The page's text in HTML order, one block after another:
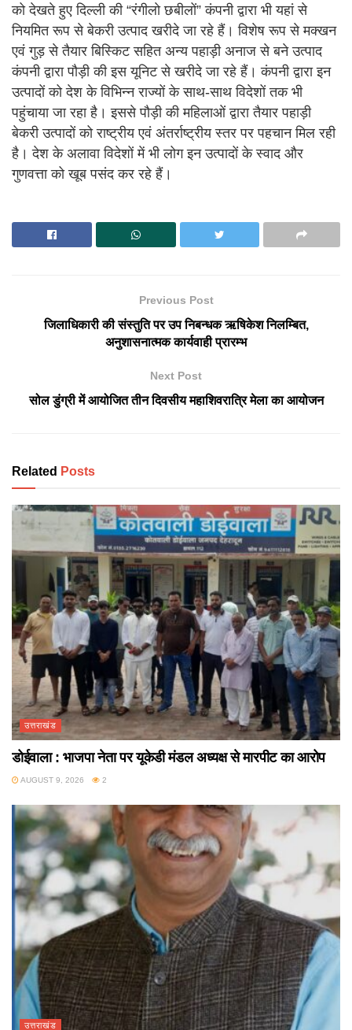
को देखते हुए दिल्ली की “रंगीलाे छबीलों” कंपनी द्वारा भी यहां से
नियमित रूप से बेकरी उत्पाद खरीदे जा रहे हैं। विशेष रूप से मक्खन
एवं गुड़ से तैयार बिस्किट सहित अन्य पहाड़ी अनाज से बने उत्पाद
कंपनी द्वारा पौड़ी की इस यूनिट से खरीदे जा रहे हैं। कंपनी द्वारा इन
उत्पादों को देश के विभिन्न राज्यों के साथ-साथ विदेशों तक भी
पहुंचाया जा रहा है। इससे पौड़ी की महिलाओं द्वारा तैयार पहाड़ी
बेकरी उत्पादों को राष्ट्रीय एवं अंतर्राष्ट्रीय स्तर पर पहचान मिल रही
है। देश के अलावा विदेशों में भी लोग इन उत्पादों के स्वाद और
गुणवत्ता को खूब पसंद कर रहे हैं।
Previous Post
जिलाधिकारी की संस्तुति पर उप निबन्धक ऋषिकेश निलम्बित,
अनुशासनात्मक कार्यवाही प्रारम्भ
Next Post
सोल डुंग्री में आयोजित तीन दिवसीय महाशिवरात्रि मेला का आयोजन
Related Posts
उत्तराखंड
डोईवाला : भाजपा नेता पर यूकेडी मंडल अध्यक्ष से मारपीट का आरोप
AUGUST 9, 2026 2
उत्तराखंड